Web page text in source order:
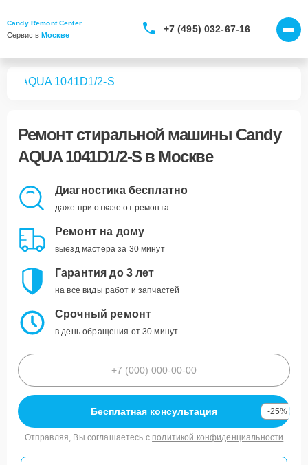
Candy Remont Center
Сервис в Москве
+7 (495) 032-67-16
AQUA 1041D1/2-S
Ремонт стиральной машины Candy
AQUA 1041D1/2-Sв Москве
Диагностика бесплатно
даже при отказе от ремонта
Ремонт на дому
выезд мастера за 30 минут
Гарантия до 3 лет
на все виды работ и запчастей
Срочный ремонт
в день обращения от 30 минут
Бесплатная консультация -25%
Отправляя, Вы соглашаетесь с политикой конфиденциальности